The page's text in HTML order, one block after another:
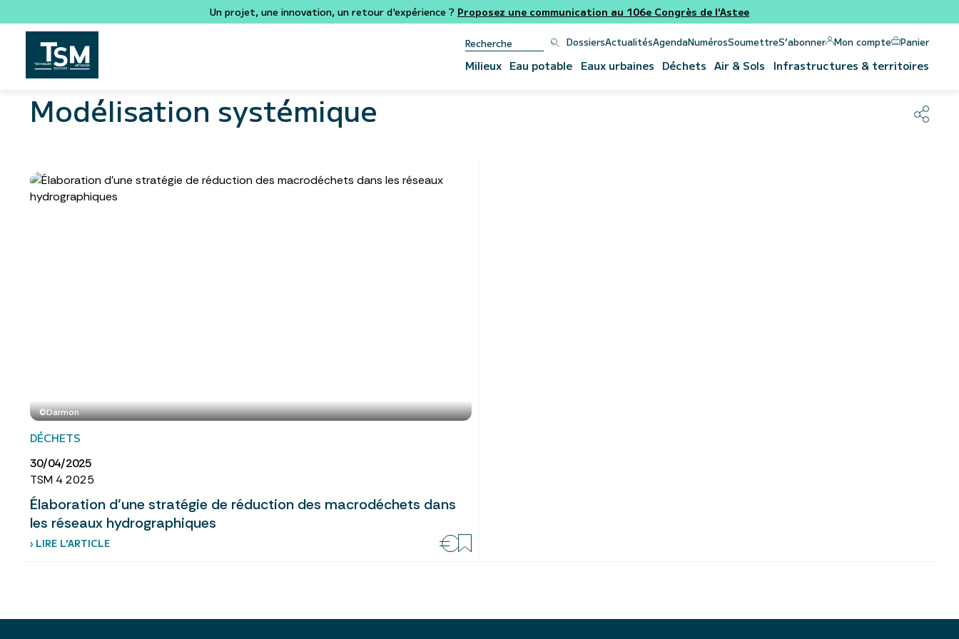
Un projet, une innovation, un retour d'expérience ? Proposez une communication au 106e Congrès de l'Astee
DossiersActualitésAgendaNumérosSoumettreS’abonner Mon compte Panier
Milieux Eau potable Eaux urbaines Déchets Air & Sols Infrastructures & territoires
Modélisation systémique
©Darmon
DÉCHETS
30/04/2025
TSM 4 2025
Élaboration d’une stratégie de réduction des macrodéchets dans
les réseaux hydrographiques
› LIRE L’ARTICLE